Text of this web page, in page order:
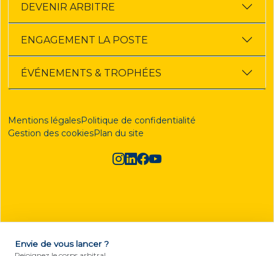
DEVENIR ARBITRE
ENGAGEMENT LA POSTE
ÉVÉNEMENTS & TROPHÉES
Mentions légalesPolitique de confidentialité
Gestion des cookiesPlan du site
Envie de vous lancer ?